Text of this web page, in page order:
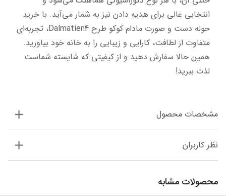
لذت ببرید!
مشخصات محصول
نظر کاربران
محصولات مشابه